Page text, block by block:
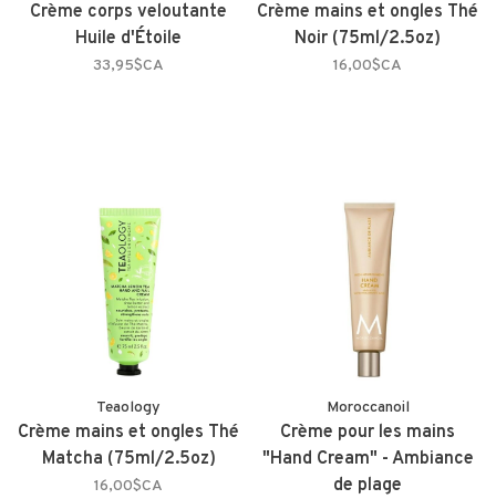
Crème corps veloutante
Huile d'Étoile
33,95$CA
Crème mains et ongles Thé
Noir (75ml/2.5oz)
16,00$CA
Teaology
Crème mains et ongles Thé
Matcha (75ml/2.5oz)
16,00$CA
Moroccanoil
Crème pour les mains
"Hand Cream" - Ambiance
de plage